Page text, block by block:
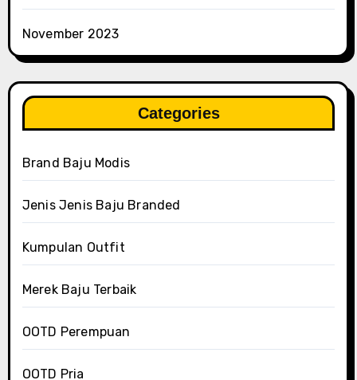
November 2023
Categories
Brand Baju Modis
Jenis Jenis Baju Branded
Kumpulan Outfit
Merek Baju Terbaik
OOTD Perempuan
OOTD Pria